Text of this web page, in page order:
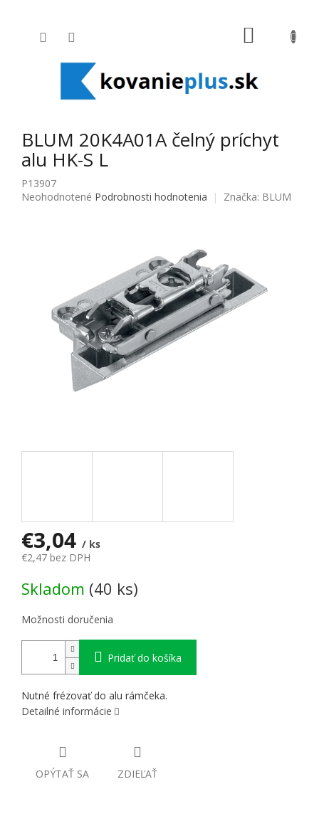
BLUM 20K4A01A čelný príchyt
alu HK-S L
P13907
Priemerné hodnotenie produktu je 0,0 z 5 hviezdičiek.
Neohodnotené Podrobnosti hodnotenia Značka: BLUM
€3,04 / ks
€2,47 bez DPH
Skladom (40 ks)
Možnosti doručenia
Pridať do košíka
Nutné frézovať do alu rámčeka.
Detailné informácie
OPÝTAŤ SA ZDIEĽAŤ